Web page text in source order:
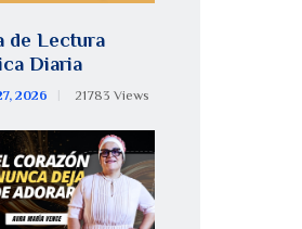
de Lectura
Diaria
2026 21783 Views